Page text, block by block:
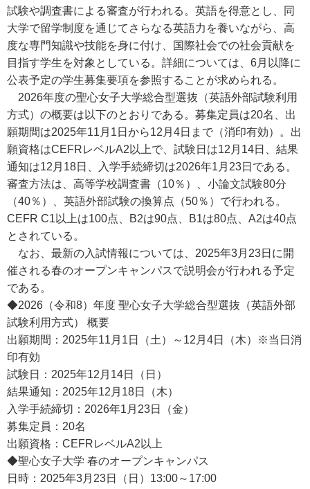
試験や調査書による審査が行われる。英語を得意とし、同
大学で留学制度を通じてさらなる英語力を養いながら、高
度な専門知識や技能を身に付け、国際社会での社会貢献を
目指す学生を対象としている。詳細については、6月以降に
公表予定の学生募集要項を参照することが求められる。
2026年度の聖心女子大学総合型選抜（英語外部試験利用
方式）の概要は以下のとおりである。募集定員は20名、出
願期間は2025年11月1日から12月4日まで（消印有効）。出
願資格はCEFRレベルA2以上で、試験日は12月14日、結果
通知は12月18日、入学手続締切は2026年1月23日である。
審査方法は、高等学校調査書（10％）、小論文試験80分
（40％）、英語外部試験の換算点（50％）で行われる。
CEFR C1以上は100点、B2は90点、B1は80点、A2は40点
とされている。
なお、最新の入試情報については、2025年3月23日に開
催される春のオープンキャンパスで説明会が行われる予定
である。
◆2026（令和8）年度 聖心女子大学総合型選抜（英語外部
試験利用方式） 概要
出願期間：2025年11月1日（土）～12月4日（木）※当日消
印有効
試験日：2025年12月14日（日）
結果通知：2025年12月18日（木）
入学手続締切：2026年1月23日（金）
募集定員：20名
出願資格：CEFRレベルA2以上
◆聖心女子大学 春のオープンキャンパス
日時：2025年3月23日（日）13:00～17:00